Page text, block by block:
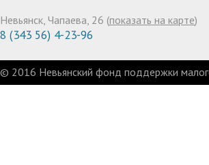
Невьянск, Чапаева, 26 (показать на карте)
8 (343 56) 4-23-96
© 2016 Невьянский фонд поддержки